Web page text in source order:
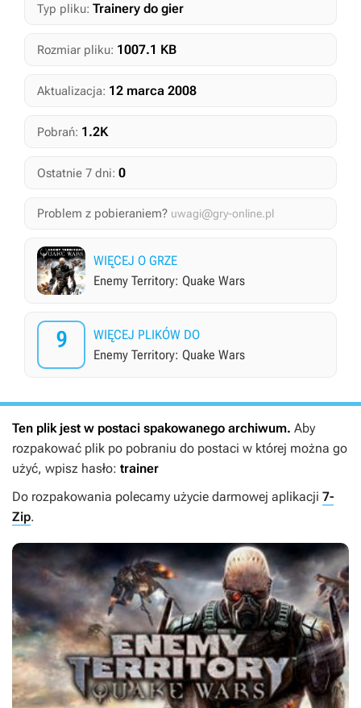
Typ pliku: Trainery do gier
Rozmiar pliku: 1007.1 KB
Aktualizacja: 12 marca 2008
Pobrań: 1.2K
Ostatnie 7 dni: 0
Problem z pobieraniem? uwagi@gry-online.pl
WIĘCEJ O GRZE
Enemy Territory: Quake Wars
9
WIĘCEJ PLIKÓW DO
Enemy Territory: Quake Wars
Ten plik jest w postaci spakowanego archiwum. Aby
rozpakować plik po pobraniu do postaci w której można go
użyć, wpisz hasło: trainer
Do rozpakowania polecamy użycie darmowej aplikacji 7-
Zip.